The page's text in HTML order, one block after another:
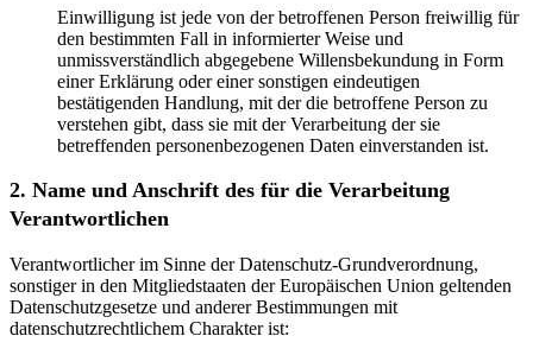
Einwilligung ist jede von der betroffenen Person freiwillig für
den bestimmten Fall in informierter Weise und
unmissverständlich abgegebene Willensbekundung in Form
einer Erklärung oder einer sonstigen eindeutigen
bestätigenden Handlung, mit der die betroffene Person zu
verstehen gibt, dass sie mit der Verarbeitung der sie
betreffenden personenbezogenen Daten einverstanden ist.
2. Name und Anschrift des für die Verarbeitung
Verantwortlichen
Verantwortlicher im Sinne der Datenschutz-Grundverordnung,
sonstiger in den Mitgliedstaaten der Europäischen Union geltenden
Datenschutzgesetze und anderer Bestimmungen mit
datenschutzrechtlichem Charakter ist: